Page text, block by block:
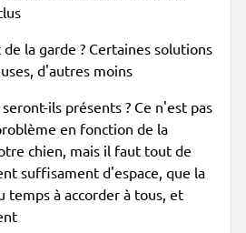
la garde ? Certaines solutions
d'autres moins
ils présents ? Ce n'est pas
en fonction de la
chien, mais il faut tout de
suffisament d'espace, que la
temps à accorder à tous, et